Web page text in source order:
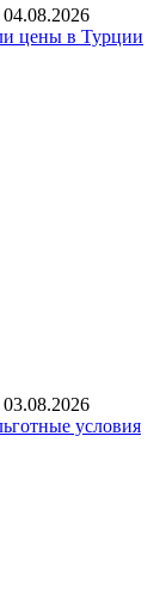
04.08.2026
цены в Турции
03.08.2026
условия